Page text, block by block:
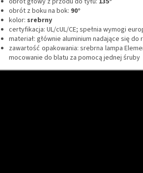
obrót z boku na bok: 90°
kolor: srebrny
certyfikacja: UL/cUL/CE; spełnia wymogi
materiał: głównie aluminium nadające się do
zawartość opakowania: srebrna lampa
mocowanie do blatu za pomocą jednej śruby